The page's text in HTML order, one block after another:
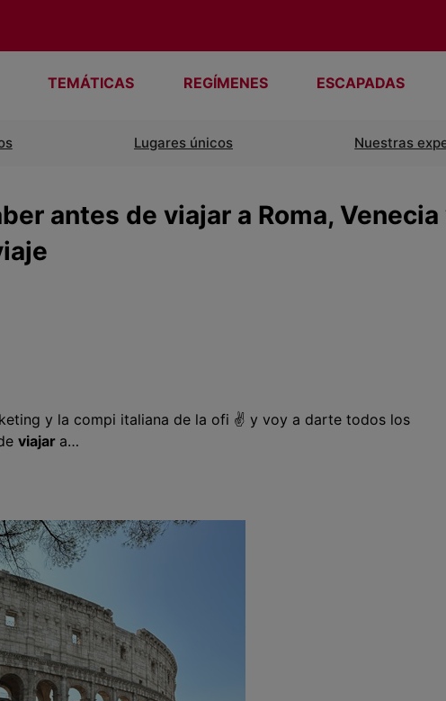
TEMÁTICAS REGÍMENES ESCAPADAS
Lugares únicos Nuestras
antes de viajar a Roma, Venecia
y la compi italiana de la ofi ✌ y voy a darte todos los
viajar a…